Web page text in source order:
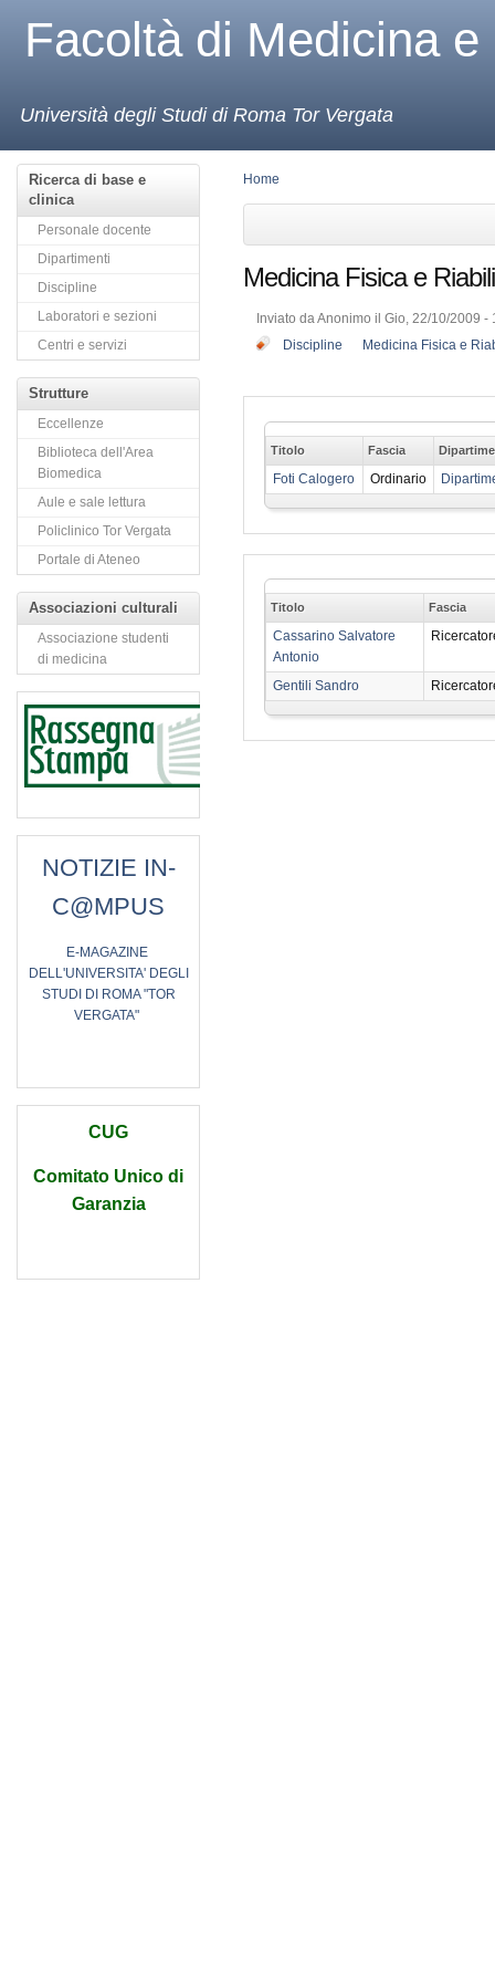
Facoltà di Medicina
Università degli Studi di Roma Tor Vergata
Ricerca di base e
clinica
Personale docente
Dipartimenti
Discipline
Laboratori e sezioni
Centri e servizi
Strutture
Eccellenze
Biblioteca dell'Area
Biomedica
Aule e sale lettura
Policlinico Tor Vergata
Portale di Ateneo
Associazioni culturali
Associazione studenti
di medicina
NOTIZIE IN-
C@MPUS
E-MAGAZINE
DELL'UNIVERSITA' DEGLI
STUDI DI ROMA "TOR
VERGATA"
CUG
Comitato Unico di
Garanzia
Home
Medicina Fisica e
Inviato da Anonimo il Gio, 22/10/2009 -
Discipline
Medicina Fisica e
Titolo Fascia
Foti Calogero Ordinario
Titolo Fascia
Cassarino Salvatore
Antonio
Gentili Sandro